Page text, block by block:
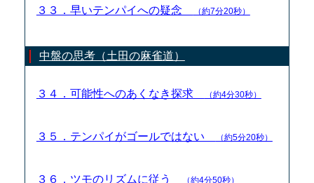
３３．早いテンパイへの疑念 （約7分20秒）
中盤の思考（土田の麻雀道）
３４．可能性へのあくなき探求 （約4分30秒）
３５．テンパイがゴールではない （約5分20秒）
３６．ツモのリズムに従う （約4分50秒）